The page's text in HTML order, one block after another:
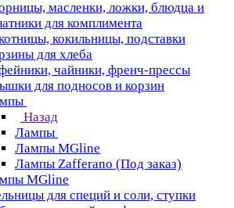
масленки, ложки, блюдца и
для комплимента
кокильницы, подставки
для хлеба
чайники, френч-прессы
для подносов и корзин
Назад
Лампы
Лампы MGline
Лампы Zafferano (Под заказ)
MGline
для специй и соли, ступки